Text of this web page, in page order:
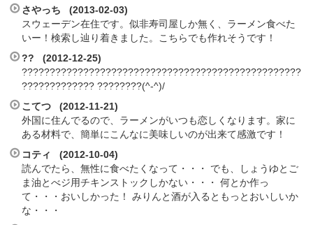
さやっち (2013-02-03)
スウェーデン在住です。似非寿司屋しか無く、ラーメン食べた
いー！検索し辿り着きました。こちらでも作れそうです！
?? (2012-12-25)
??????????????????????????????????????????????????
????????????? ????????(^-^)/
こてつ (2012-11-21)
外国に住んでるので、ラーメンがいつも恋しくなります。家に
ある材料で、簡単にこんなに美味しいのが出来て感激です！
コティ (2012-10-04)
読んでたら、無性に食べたくなって・・・ でも、しょうゆとご
ま油とべジ用チキンストックしかない・・・ 何とか作っ
て・・・おいしかった！ みりんと酒が入るともっとおいしいか
な・・・